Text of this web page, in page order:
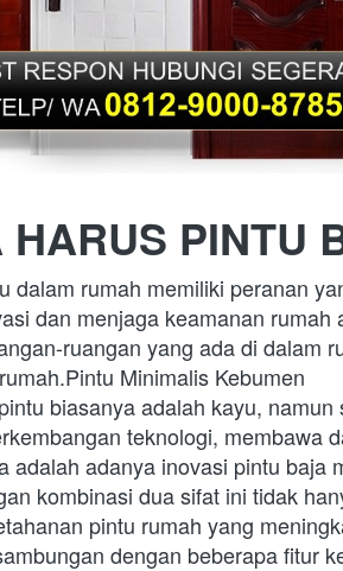
HARUS PINTU
dalam rumah memiliki peranan
dan menjaga keamanan
ruangan yang ada di dalam
Minimalis Kebumen
biasanya adalah kayu,
teknologi, membawa
adalah adanya inovasi pintu baja
kombinasi dua sifat ini tidak
pintu rumah yang
dengan beberapa fitur